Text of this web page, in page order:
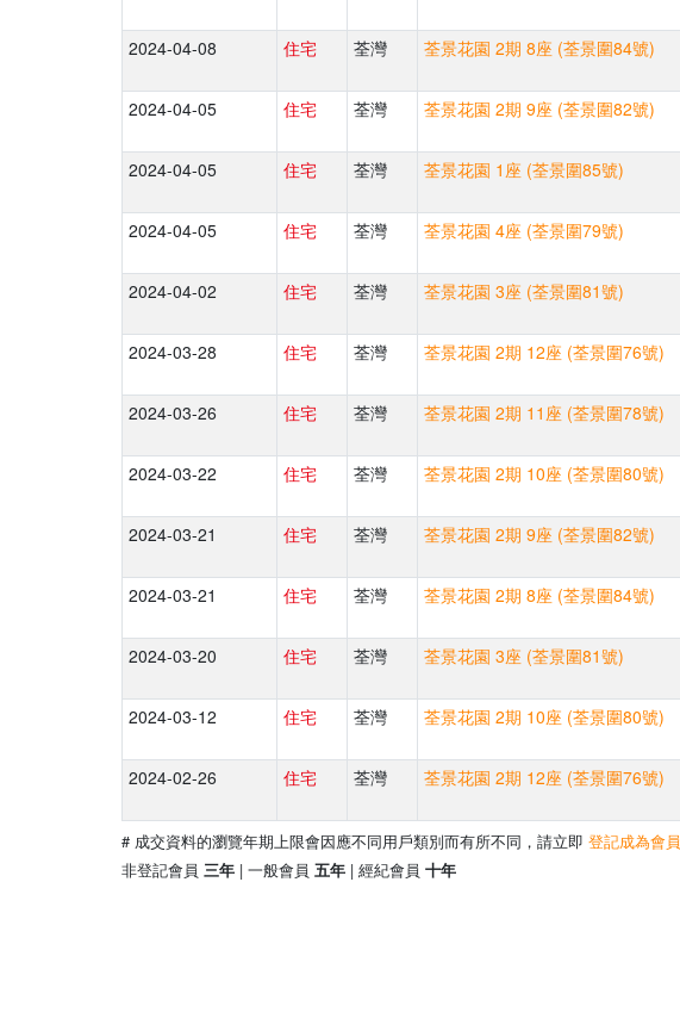
2024-04-08 住宅 荃灣 荃景花園 2期 8座 (荃景圍84號)
2024-04-05 住宅 荃灣 荃景花園 2期 9座 (荃景圍82號)
2024-04-05 住宅 荃灣 荃景花園 1座 (荃景圍85號)
2024-04-05 住宅 荃灣 荃景花園 4座 (荃景圍79號)
2024-04-02 住宅 荃灣 荃景花園 3座 (荃景圍81號)
2024-03-28 住宅 荃灣 荃景花園 2期 12座 (荃景圍76號)
2024-03-26 住宅 荃灣 荃景花園 2期 11座 (荃景圍78號)
2024-03-22 住宅 荃灣 荃景花園 2期 10座 (荃景圍80號)
2024-03-21 住宅 荃灣 荃景花園 2期 9座 (荃景圍82號)
2024-03-21 住宅 荃灣 荃景花園 2期 8座 (荃景圍84號)
2024-03-20 住宅 荃灣 荃景花園 3座 (荃景圍81號)
2024-03-12 住宅 荃灣 荃景花園 2期 10座 (荃景圍80號)
2024-02-26 住宅 荃灣 荃景花園 2期 12座 (荃景圍76號)
# 成交資料的瀏覽年期上限會因應不同用戶類別而有所不同，請立即 登記成為會員
非登記會員 三年 | 一般會員 五年 | 經紀會員 十年